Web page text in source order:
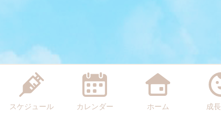
スケジュール カレンダー ホーム 成